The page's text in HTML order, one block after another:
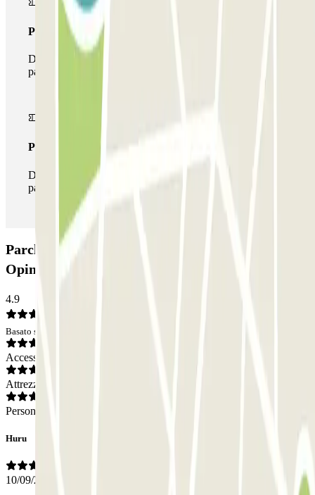
Pass multiparking
Durante il tuo soggiorno potrai usufruire dell'intera rete di
parcheggi disponibili su Parclick.
Pass illlimitato
Durante il tuo soggiorno potrai entrare e uscire dal
parcheggio tutte le volte che vorrai.
Parcheggio ParkBee Groot Handelsgebouw P1:
Opinioni
4.9
Basato su 4 opinioni
Accesso
Attrezzatura
Personale
Huru
10/09/2024